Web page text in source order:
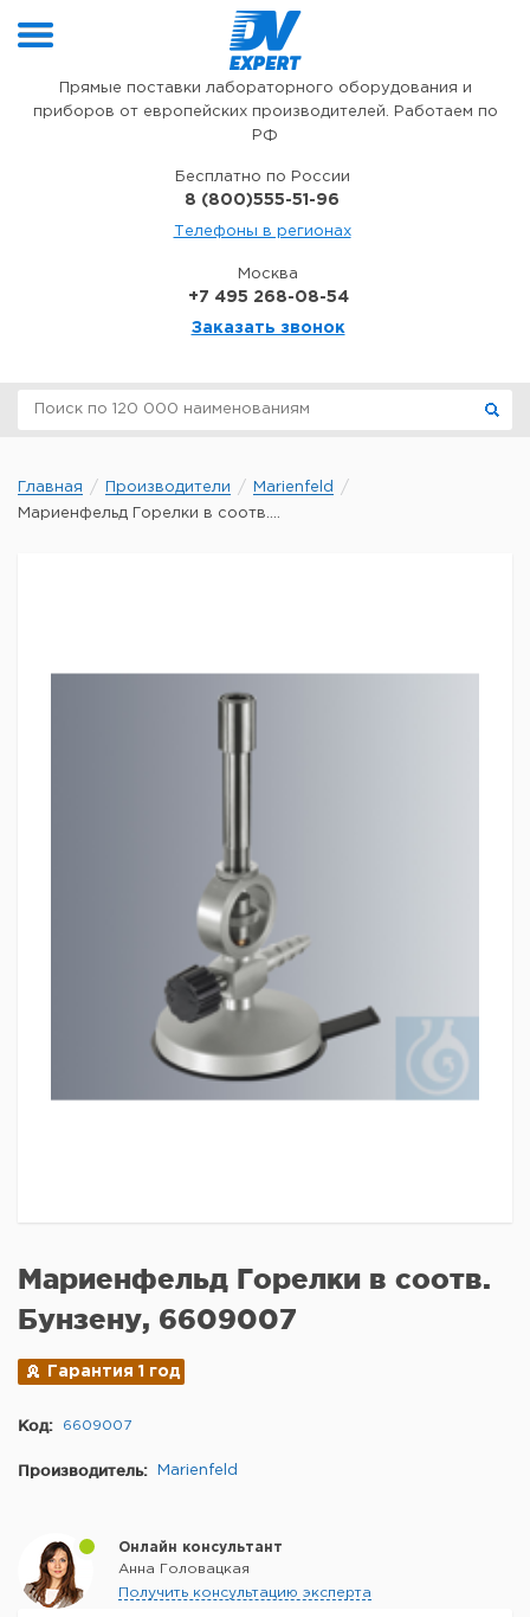
Прямые поставки лабораторного оборудования и
приборов от европейских производителей. Работаем по
РФ
Бесплатно по России
8 (800)555-51-96
Телефоны в регионах
Москва
+7 495 268-08-54
Заказать звонок
Главная Производители
Marienfeld
Мариенфельд Горелки в соотв....
Мариенфельд Горелки в соотв.
Бунзену, 6609007
Гарантия 1 год
Код: 6609007
Производитель: Marienfeld
Онлайн консультант
Анна Головацкая
Получить консультацию эксперта